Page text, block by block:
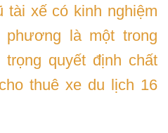
tài xế có kinh nghiệm
là một trong
quyết định chất
thuê xe du lịch 16